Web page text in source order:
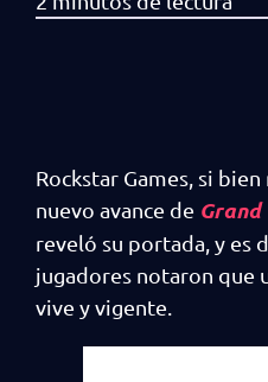
Rockstar Games, si
nuevo avance de
reveló su portada, y es
jugadores notaron que
vive y vigente.